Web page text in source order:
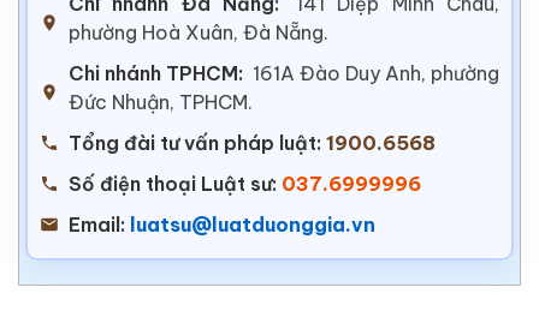
phường Hoà Xuân, Đà Nẵng.
Chi nhánh TPHCM: 161A Đào Duy Anh, phường
Đức Nhuận, TPHCM.
Tổng đài tư vấn pháp luật: 1900.6568
Số điện thoại Luật sư: 037.6999996
Email: luatsu@luatduonggia.vn